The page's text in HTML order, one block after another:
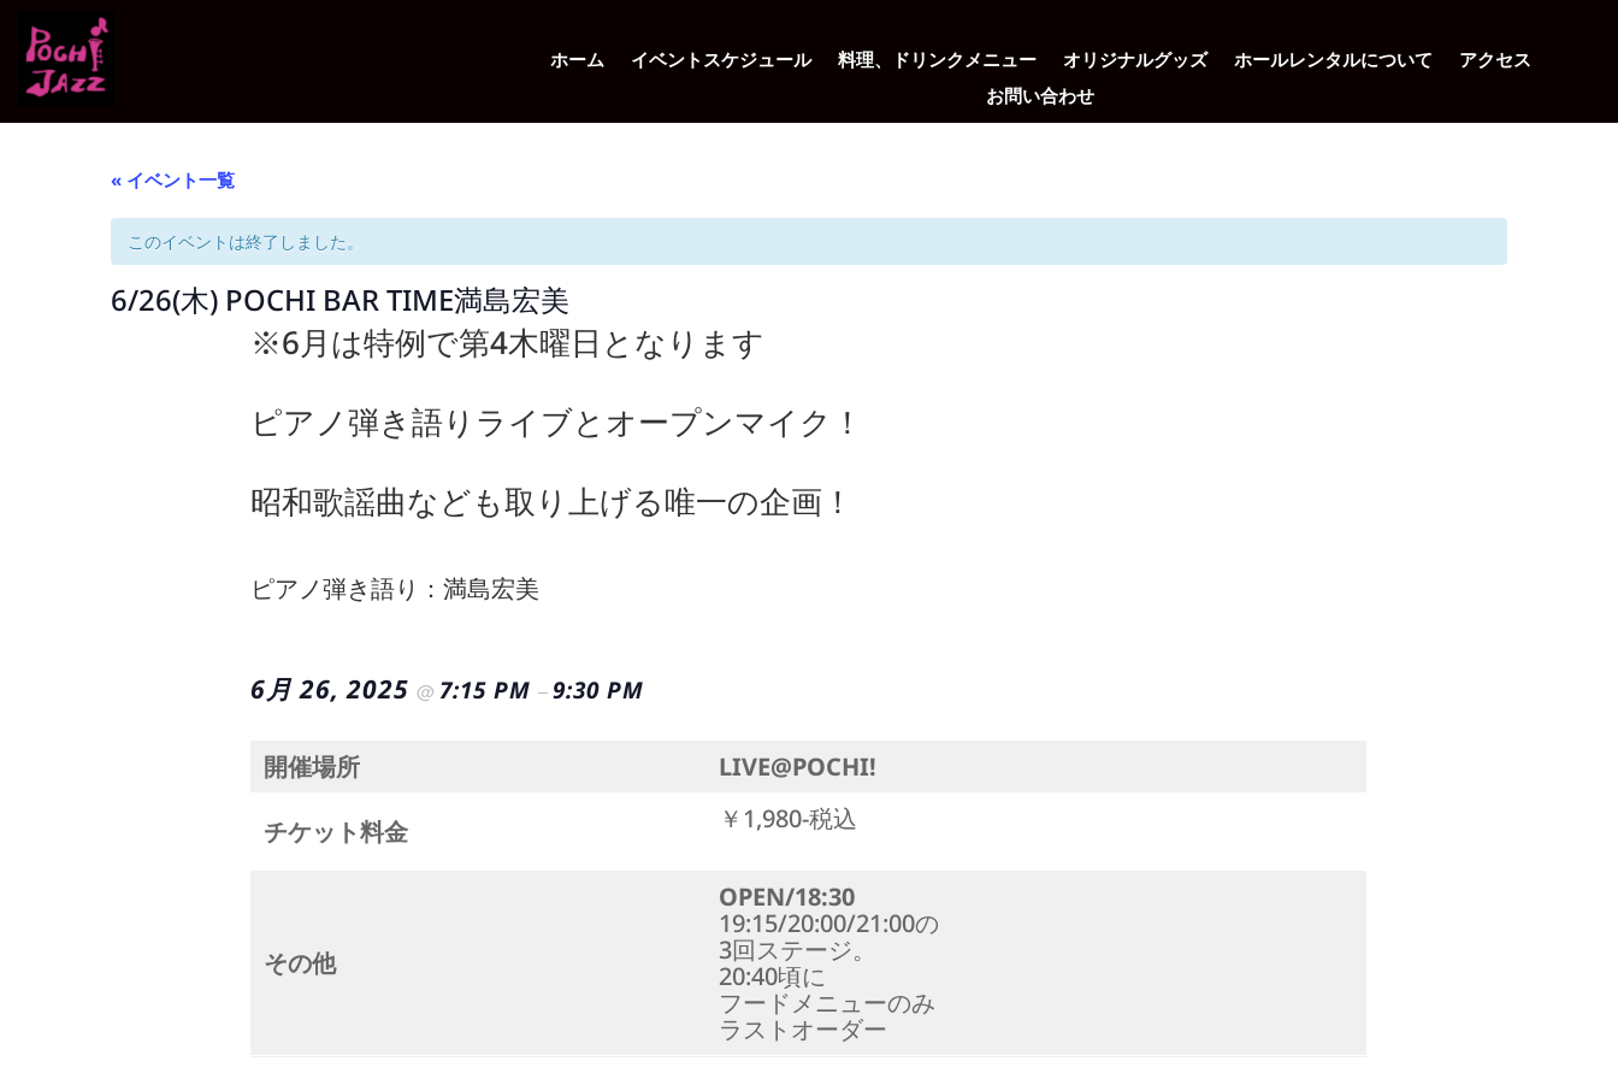
ホーム イベントスケジュール 料理、ドリンクメニュー オリジナルグッズ ホールレンタルについて
アクセス
お問い合わせ
« イベント一覧
このイベントは終了しました。
6/26(木) POCHI BAR TIME満島宏美
※6月は特例で第4木曜日となります
ピアノ弾き語りライブとオープンマイク！
昭和歌謡曲なども取り上げる唯一の企画！
ピアノ弾き語り：満島宏美
6月 26, 2025 @ 7:15 PM –9:30 PM
開催場所
LIVE@POCHI!
チケット料金
￥1,980-税込
その他
OPEN/18:30
19:15/20:00/21:00の
3回ステージ。
20:40頃に
フードメニューのみ
ラストオーダー